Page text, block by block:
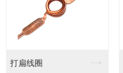
贴片绕线电感RH